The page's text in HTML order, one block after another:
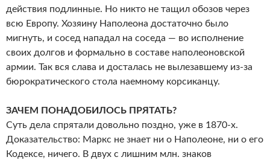
действия подлинные. Но никто не тащил обозов через
всю Европу. Хозяину Наполеона достаточно было
мигнуть, и сосед нападал на соседа — во исполнение
своих долгов и формально в составе наполеоновской
армии. Так вся слава и досталась не вылезавшему из-за
бюрократического стола наемному корсиканцу.
ЗАЧЕМ ПОНАДОБИЛОСЬ ПРЯТАТЬ?
Суть дела спрятали довольно поздно, уже в 1870-х.
Доказательство: Маркс не знает ни о Наполеоне, ни о его
Кодексе, ничего. В двух с лишним млн. знаков